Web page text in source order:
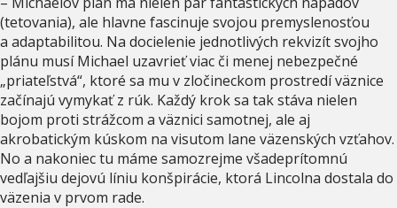
(tetovania), ale hlavne fascinuje svojou premyslenosťou
a adaptabilitou. Na docielenie jednotlivých rekvizít svojho
plánu musí Michael uzavrieť viac či menej nebezpečné
„priateľstvá“, ktoré sa mu v zločineckom prostredí väznice
začínajú vymykať z rúk. Každý krok sa tak stáva nielen
bojom proti strážcom a väznici samotnej, ale aj
akrobatickým kúskom na visutom lane väzenských vzťahov.
No a nakoniec tu máme samozrejme všadeprítomnú
vedľajšiu dejovú líniu konšpirácie, ktorá Lincolna dostala do
väzenia v prvom rade.